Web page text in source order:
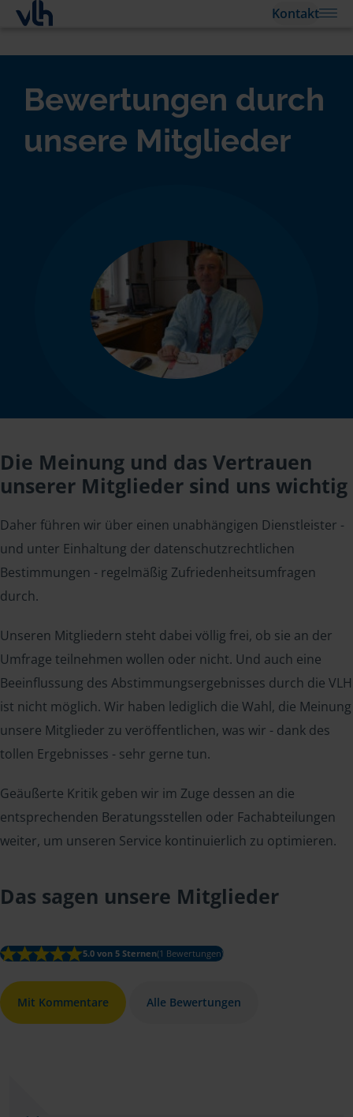
Kontakt
Bewertungen durch
unsere Mitglieder
Die Meinung und das Vertrauen
unserer Mitglieder sind uns wichtig
Daher führen wir über einen unabhängigen Dienstleister -
und unter Einhaltung der datenschutzrechtlichen
Bestimmungen - regelmäßig Zufriedenheitsumfragen
durch.
Unseren Mitgliedern steht dabei völlig frei, ob sie an der
Umfrage teilnehmen wollen oder nicht. Und auch eine
Beeinflussung des Abstimmungsergebnisses durch die VLH
ist nicht möglich. Wir haben lediglich die Wahl, die Meinung
unsere Mitglieder zu veröffentlichen, was wir - dank des
tollen Ergebnisses - sehr gerne tun.
Geäußerte Kritik geben wir im Zuge dessen an die
entsprechenden Beratungsstellen oder Fachabteilungen
weiter, um unseren Service kontinuierlich zu optimieren.
Das sagen unsere Mitglieder
5.0 von 5 Sternen(1 Bewertungen)
Mit Kommentare Alle Bewertungen